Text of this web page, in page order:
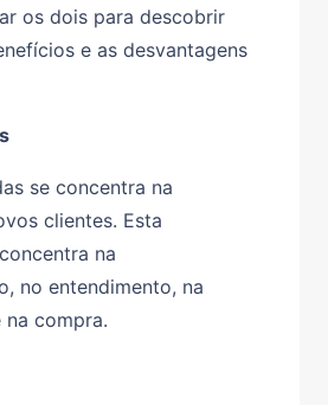
os dois para descobrir
e as desvantagens
se concentra na
clientes. Esta
na
no entendimento, na
compra.